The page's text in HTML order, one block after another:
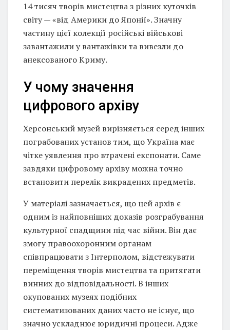
14 тисяч творів мистецтва з різних куточків
світу — «від Америки до Японії». Значну
частину цієї колекції російські військові
завантажили у вантажівки та вивезли до
анексованого Криму.
У чому значення
цифрового архіву
Херсонський музей вирізняється серед інших
пограбованих установ тим, що Україна має
чітке уявлення про втрачені експонати. Саме
завдяки цифровому архіву можна точно
встановити перелік викрадених предметів.
У матеріалі зазначається, що цей архів є
одним із найповніших доказів розграбування
культурної спадщини під час війни. Він дає
змогу правоохоронним органам
співпрацювати з Інтерполом, відстежувати
переміщення творів мистецтва та притягати
винних до відповідальності. В інших
окупованих музеях подібних
систематизованих даних часто не існує, що
значно ускладнює юридичні процеси. Адже